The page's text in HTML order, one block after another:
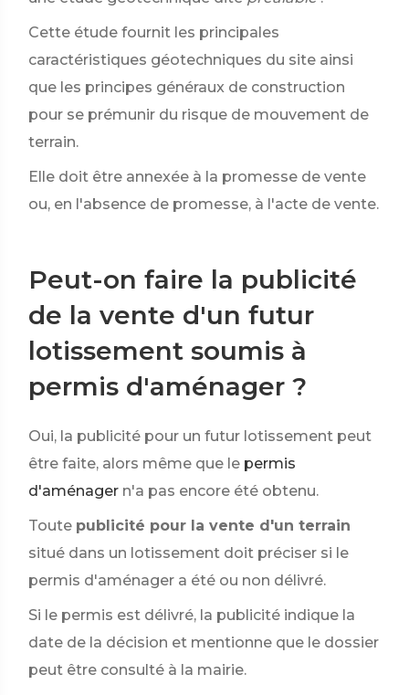
Cette étude fournit les principales
caractéristiques géotechniques du site ainsi
que les principes généraux de construction
pour se prémunir du risque de mouvement de
terrain.
Elle doit être annexée à la promesse de vente
ou, en l'absence de promesse, à l'acte de vente.
Peut-on faire la publicité
de la vente d'un futur
lotissement soumis à
permis d'aménager ?
Oui, la publicité pour un futur lotissement peut
être faite, alors même que le permis
d'aménager n'a pas encore été obtenu.
Toute publicité pour la vente d'un terrain
situé dans un lotissement doit préciser si le
permis d'aménager a été ou non délivré.
Si le permis est délivré, la publicité indique la
date de la décision et mentionne que le dossier
peut être consulté à la mairie.